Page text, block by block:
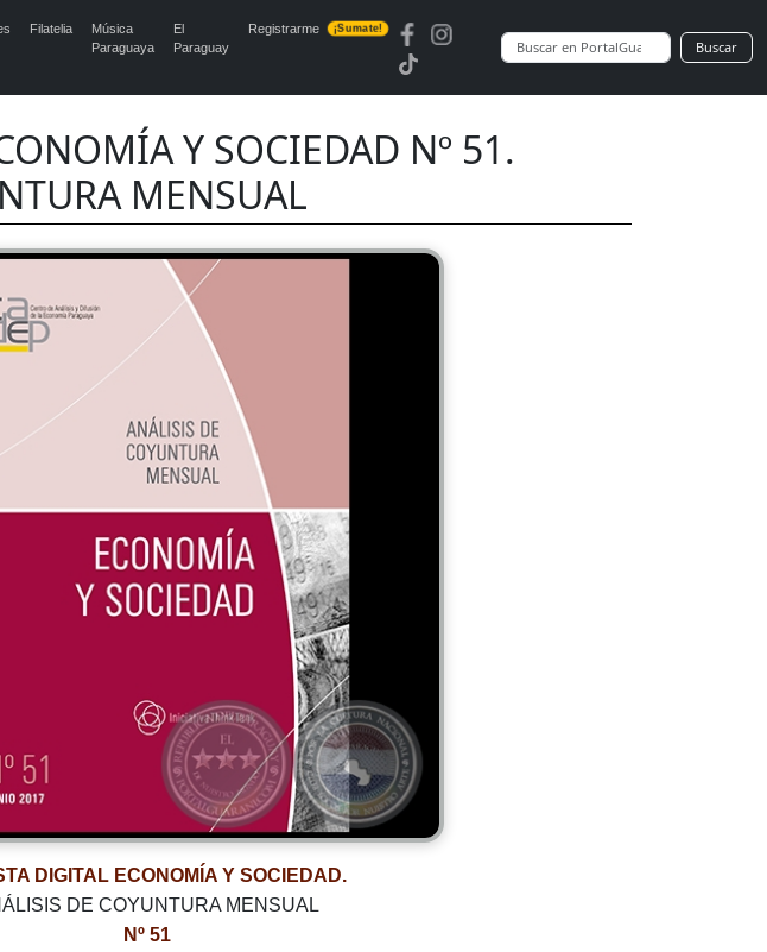
Filatelia
Música
Paraguaya
El
Paraguay
Registrarme ¡Sumate!
Buscar
Y SOCIEDAD Nº 51.
MENSUAL
DIGITAL ECONOMÍA Y SOCIEDAD.
DE COYUNTURA MENSUAL
Nº 51